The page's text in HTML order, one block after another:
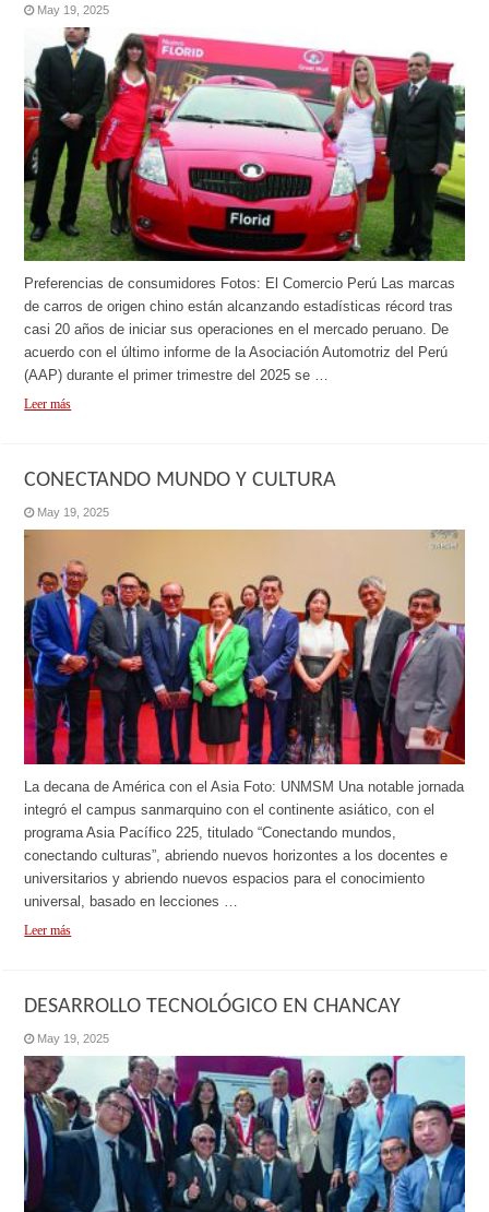
May 19, 2025
Preferencias de consumidores Fotos: El Comercio Perú Las marcas
de carros de origen chino están alcanzando estadísticas récord tras
casi 20 años de iniciar sus operaciones en el mercado peruano. De
acuerdo con el último informe de la Asociación Automotriz del Perú
(AAP) durante el primer trimestre del 2025 se …
Leer más
CONECTANDO MUNDO Y CULTURA
May 19, 2025
La decana de América con el Asia Foto: UNMSM Una notable jornada
integró el campus sanmarquino con el continente asiático, con el
programa Asia Pacífico 225, titulado “Conectando mundos,
conectando culturas”, abriendo nuevos horizontes a los docentes e
universitarios y abriendo nuevos espacios para el conocimiento
universal, basado en lecciones …
Leer más
DESARROLLO TECNOLÓGICO EN CHANCAY
May 19, 2025